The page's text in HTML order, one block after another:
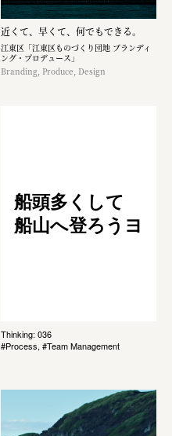
近くて、早くて、何でもできる。
江東区「江東区ものづくり団地 ブランディ
ング・プロデュース」
Branding, Produce, Design
船頭多くして
船山へ登ろうヨ
Thinking: 036
#Process, #Team Management